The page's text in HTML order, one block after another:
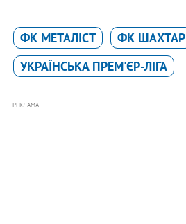
ФК МЕТАЛІСТ
ФК ШАХТАР
УКРАЇНСЬКА ПРЕМ'ЄР-ЛІГА
РЕКЛАМА